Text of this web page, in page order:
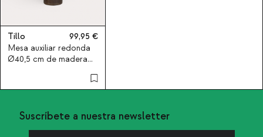
Tillo
99,95
Mesa auxiliar redonda
Ø40,5 cm de madera
Suscríbete a nuestra newsletter